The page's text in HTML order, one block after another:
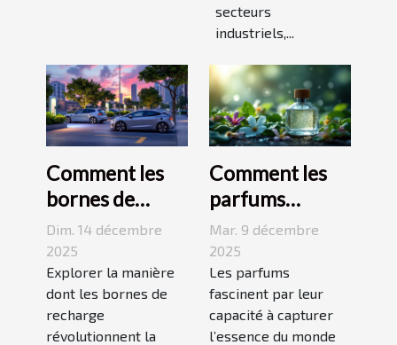
secteurs
industriels,...
Comment les
bornes de
recharge
transforment-
elles la mobilité
urbaine ?
Dim. 14 décembre
2025
Explorer la manière
dont les bornes de
recharge
révolutionnent la
Comment les
parfums
s'inspirent-ils
des éléments
naturels ?
Mar. 9 décembre
2025
Les parfums
fascinent par leur
capacité à capturer
l’essence du monde